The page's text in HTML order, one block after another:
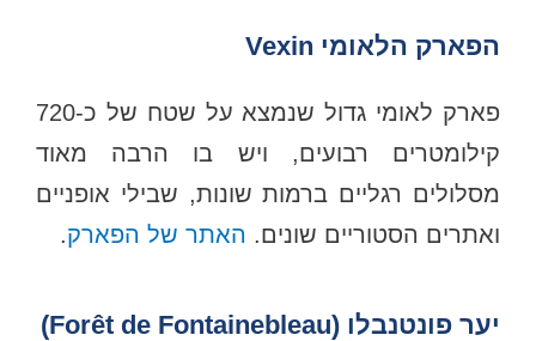
הפארק הלאומי Vexin
פארק לאומי גדול שנמצא על שטח של כ-720
קילומטרים רבועים, ויש בו הרבה מאוד
מסלולים רגליים ברמות שונות, שבילי אופניים
ואתרים הסטוריים שונים. האתר של הפארק.
יער פונטנבלו (Forêt de Fontainebleau)